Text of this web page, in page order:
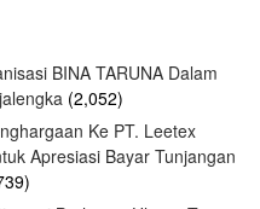
BINA TARUNA Dalam
(2,052)
Ke PT. Leetex
Apresiasi Bayar Tunjangan